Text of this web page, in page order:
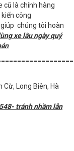
cũ là chính hàng
công
chúng tôi hoàn
xe lâu ngày quý
Long Biên, Hà
tránh nhầm lẫn